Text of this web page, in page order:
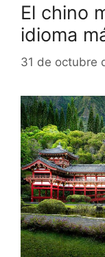
El chino
idioma
31 de octubre